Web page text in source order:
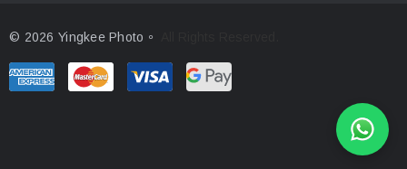
© 2026 Yingkee Photo。